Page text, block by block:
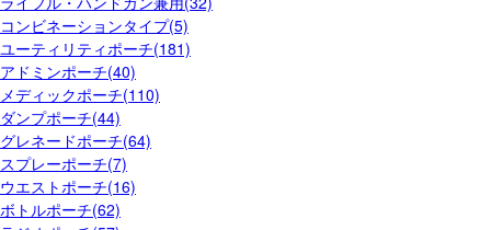
コンビネーションタイプ(5)
ユーティリティポーチ(181)
アドミンポーチ(40)
メディックポーチ(110)
ダンプポーチ(44)
グレネードポーチ(64)
スプレーポーチ(7)
ウエストポーチ(16)
ボトルポーチ(62)